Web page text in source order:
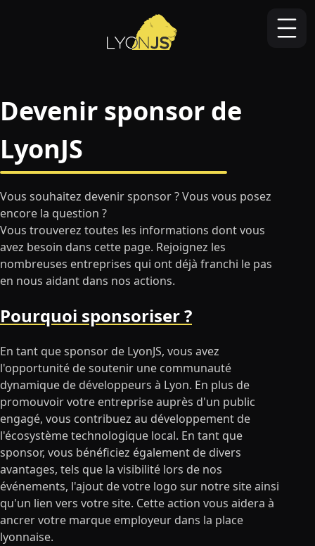
Évènements
Code de conduite
Devenir sponsor de
LyonJS
Vous souhaitez devenir sponsor ? Vous vous posez
encore la question ?
Vous trouverez toutes les informations dont vous
avez besoin dans cette page. Rejoignez les
nombreuses entreprises qui ont déjà franchi le pas
en nous aidant dans nos actions.
Pourquoi sponsoriser ?
En tant que sponsor de LyonJS, vous avez
l'opportunité de soutenir une communauté
dynamique de développeurs à Lyon. En plus de
promouvoir votre entreprise auprès d'un public
engagé, vous contribuez au développement de
l'écosystème technologique local. En tant que
sponsor, vous bénéficiez également de divers
avantages, tels que la visibilité lors de nos
événements, l'ajout de votre logo sur notre site ainsi
qu'un lien vers votre site. Cette action vous aidera à
ancrer votre marque employeur dans la place
lyonnaise.